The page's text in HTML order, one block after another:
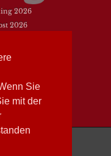
Sie
mit der
2026
2026
übersetzen